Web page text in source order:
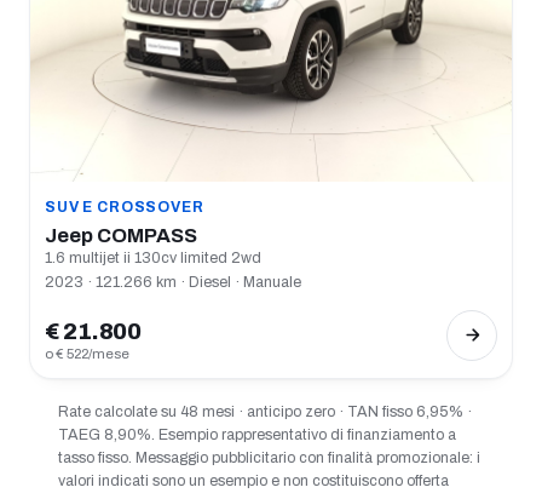
SUV E CROSSOVER
Jeep COMPASS
1.6 multijet ii 130cv limited 2wd
2023 · 121.266 km · Diesel · Manuale
€ 21.800
o € 522/mese
Rate calcolate su 48 mesi · anticipo zero · TAN fisso 6,95% ·
TAEG 8,90%. Esempio rappresentativo di finanziamento a
tasso fisso. Messaggio pubblicitario con finalità promozionale: i
valori indicati sono un esempio e non costituiscono offerta